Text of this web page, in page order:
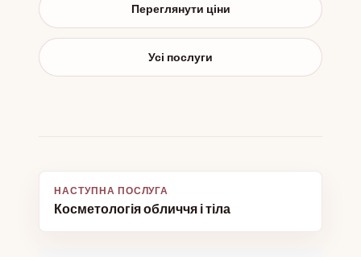
Переглянути ціни
Усі послуги
Навігація
записів
Косметологія обличчя і тіла